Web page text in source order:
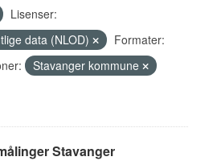
Lisenser:
data (NLOD)
Formater:
Stavanger kommune
Stavanger